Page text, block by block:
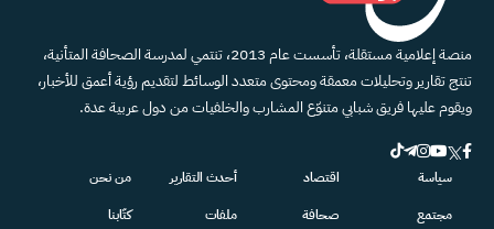
منصة إعلامية مستقلة، تأسست عام 2013، تنتمي لمدرسة الصحافة المتأنية،
تنتج تقارير وتحليلات معمقة ومحتوى متعدد الوسائط لتقديم رؤية أعمق للأخبار،
ويقوم عليها فريق شبابي متنوّع المشارب والخلفيات من دول عربية عدة.
سياسة
مجتمع
اقتصاد
صحافة
أحدث التقارير
ملفات
من نحن
كتّابنا